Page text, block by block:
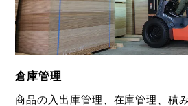
倉庫管理
商品の入出庫管理、在庫管理、積